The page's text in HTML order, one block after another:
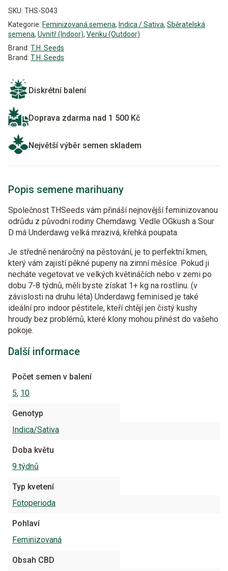
SKU: THS-S043
Kategorie: Feminizovaná semena, Indica / Sativa, Sběratelská
semena, Uvnitř (Indoor), Venku (Outdoor)
Brand: T.H. Seeds
Brand: T.H. Seeds
Diskrétní balení
Doprava zdarma nad 1 500 Kč
Největší výběr semen skladem
Popis semene marihuany
Společnost THSeeds vám přináší nejnovější feminizovanou
odrůdu z původní rodiny Chemdawg. Vedle OGkush a Sour
D má Underdawg velká mrazivá, křehká poupata.
Je středně nenáročný na pěstování, je to perfektní kmen,
který vám zajistí pěkné pupeny na zimní měsíce. Pokud ji
necháte vegetovat ve velkých květináčích nebo v zemi po
dobu 7-8 týdnů, měli byste získat 1+ kg na rostlinu. (v
závislosti na druhu léta) Underdawg feminised je také
ideální pro indoor pěstitele, kteří chtějí jen čistý kushy
hroudy bez problémů, které klony mohou přinést do vašeho
pokoje.
Další informace
Počet semen v balení
5, 10
Genotyp
Indica/Sativa
Doba květu
9 týdnů
Typ kvetení
Fotoperioda
Pohlaví
Feminizovaná
Obsah CBD